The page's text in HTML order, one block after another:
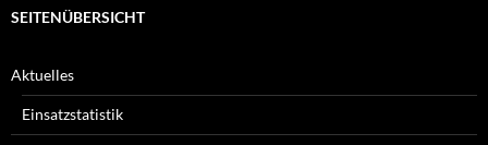
SEITENÜBERSICHT
Aktuelles
Einsatzstatistik